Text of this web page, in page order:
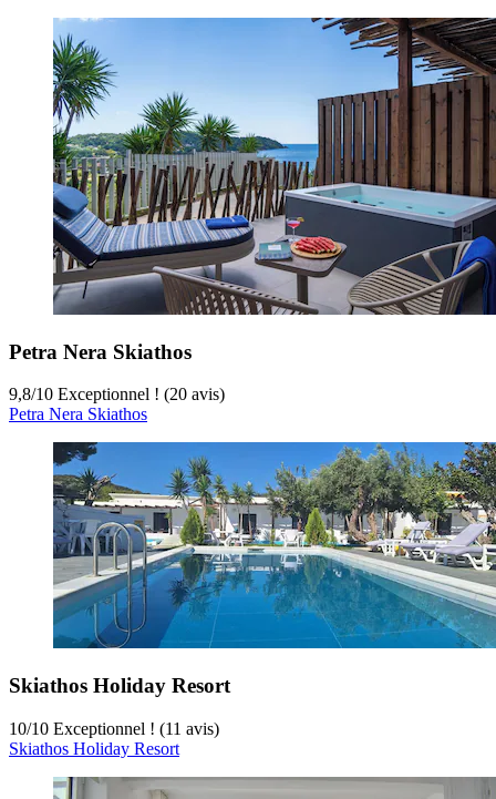
Petra Nera Skiathos
9,8/10 Exceptionnel ! (20 avis)
Petra Nera Skiathos
Skiathos Holiday Resort
10/10 Exceptionnel ! (11 avis)
Skiathos Holiday Resort